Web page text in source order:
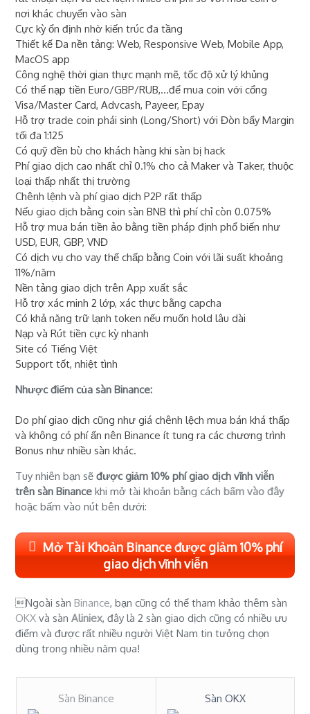
nơi khác chuyển vào sàn
Cực kỳ ổn định nhờ kiến trúc đa tầng
Thiết kế Đa nền tảng: Web, Responsive Web, Mobile App,
MacOS app
Công nghệ thời gian thực mạnh mẽ, tốc độ xử lý khủng
Có thể nạp tiền Euro/GBP/RUB,...để mua coin với cổng
Visa/Master Card, Advcash, Payeer, Epay
Hỗ trợ trade coin phái sinh (Long/Short) với Đòn bẩy Margin
tối đa 1:125
Có quỹ đền bù cho khách hàng khi sàn bị hack
Phí giao dịch cao nhất chỉ 0.1% cho cả Maker và Taker, thuộc
loại thấp nhất thị trường
Chênh lệnh và phí giao dịch P2P rất thấp
Nếu giao dịch bằng coin sàn BNB thì phí chỉ còn 0.075%
Hỗ trợ mua bán tiền ảo bằng tiền pháp định phổ biến như
USD, EUR, GBP, VNĐ
Có dịch vụ cho vay thế chấp bằng Coin với lãi suất khoảng
11%/năm
Nền tảng giao dịch trên App xuất sắc
Hỗ trợ xác minh 2 lớp, xác thực bằng capcha
Có khả năng trữ lạnh token nếu muốn hold lâu dài
Nạp và Rút tiền cực kỳ nhanh
Site có Tiếng Việt
Support tốt, nhiệt tình
Nhược điểm của sàn Binance:
Do phí giao dịch cũng như giá chênh lệch mua bán khá thấp
và không có phí ẩn nên Binance ít tung ra các chương trình
Bonus như nhiều sàn khác.
Tuy nhiên bạn sẽđược giảm 10% phí giao dịch vĩnh viễn
trên sàn Binance khi mở tài khoản bằng cáchbấm vào đây
hoặc bấm vào nút bên dưới:
Mở Tài Khoản Binance được giảm 10% phí
giao dịch vĩnh viễn
Ngoài sànBinance, bạn cũng có thể tham khảo thêm sàn
OKX và sànAliniex, đây là 2 sàn giao dịch cũng có nhiều ưu
điểm và được rất nhiều người Việt Nam tin tưởng chọn
dùng trong nhiều năm qua!
Sàn Binance Sàn OKX